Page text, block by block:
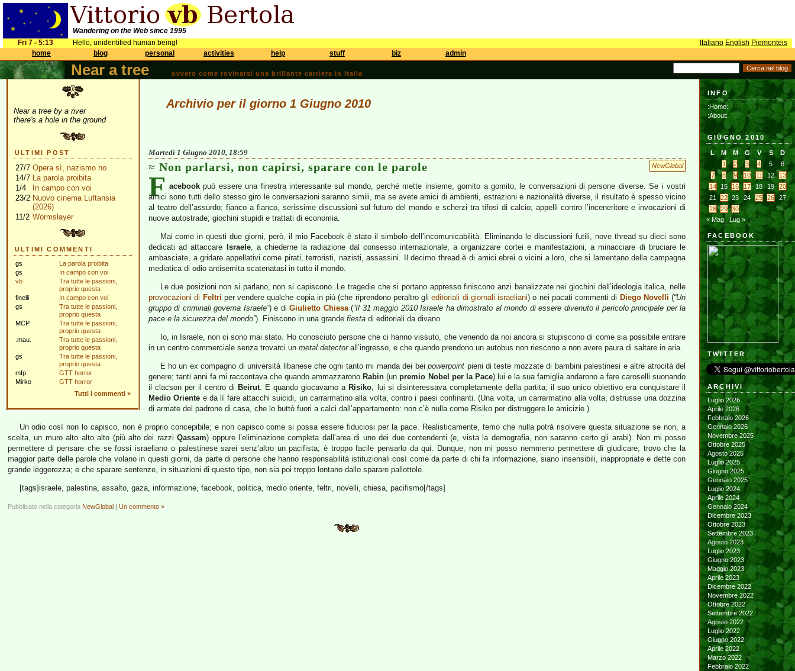
Wandering on the Web since 1995
Fri 7 - 5:13
Hello, unidentified human being! Italiano English Piemonteis
home
blog personal activities help stuff biz admin
Near a tree ovvero come rovinarsi una brillante carriera in Italia
Near a tree by a river
there's a hole in the ground
ULTIMI POST
27/7 Opera sì, nazismo no
14/7 La parola proibita
1/4
In campo con voi
23/2 Nuovo cinema Luftansia
(2026)
11/2 Wormslayer
ULTIMI COMMENTI
gs
La parola proibita
gs
In campo con voi
vb
Tra tutte le passioni,
proprio questa
finelli
In campo con voi
gs
Tra tutte le passioni,
proprio questa
MCP
Tra tutte le passioni,
proprio questa
.mau.
Tra tutte le passioni,
proprio questa
gs
Tra tutte le passioni,
proprio questa
mfp
GTT horror
Mirko
GTT horror
Tutti i commenti »
Archivio per il giorno 1 Giugno 2010
Martedì 1 Giugno 2010, 18:59
NewGlobal
Non parlarsi, non capirsi, sparare con le parole
F acebook può essere una finestra interessante sul mondo, perché mette insieme, gomito a gomito, le conversazioni di persone diverse. Se i vostri
amici sono tutti dello stesso giro le conversazioni saranno simili, ma se avete amici di ambienti, estrazioni e nazionalità diverse, il risultato è spesso vicino
al teatro dell’assurdo; fianco a fianco, serissime discussioni sul futuro del mondo e scherzi tra tifosi di calcio; appelli contro l’inceneritore e invocazioni di
nuove autostrade; giochini stupidi e trattati di economia.
Mai come in questi due giorni, però, il mio Facebook è stato il simbolo dell’incomunicabilità. Eliminando le discussioni futili, nove thread su dieci sono
dedicati ad attaccare
Israele, a chiederne la radiazione dal consesso internazionale, a organizzare cortei e manifestazioni, a minacciare di bruciare le
ambasciate, a gridare appellativi come pirati, terroristi, nazisti, assassini. Il decimo thread è di amici ebrei o vicini a loro, che si lamentano della campagna
mediatica di odio antisemita scatenatasi in tutto il mondo.
Le due posizioni non si parlano, non si capiscono. Le tragedie che si portano appresso finiscono anzi banalizzate nei giochini dell’ideologia italica, nelle
provocazioni di Feltri per vendere qualche copia in più (che riprendono peraltro glieditoriali di giornali israeliani) o nei pacati commenti di Diego Novelli (“Un
gruppo di criminali governa Israele”) e diGiulietto Chiesa(“Il 31 maggio 2010 Israele ha dimostrato al mondo di essere divenuto il pericolo principale per la
pace e la sicurezza del mondo”). Finiscono in una grande fiesta di editoriali da divano.
Io, in Israele, non ci sono mai stato. Ho conosciuto persone che ci hanno vissuto, che venendo da noi ancora si stupiscono di come sia possibile entrare
in un centro commerciale senza trovarci un metal detectorall’ingresso, e che quando prendono un autobus non riescono a non avere paura di saltare in aria.
E ho un ex compagno di università libanese che ogni tanto mi manda dei beipowerpoint pieni di teste mozzate di bambini palestinesi e altre atrocità del
genere; tanti anni fa mi raccontava che quando ammazzarono Rabin (unpremio Nobel per la Pace) lui e la sua famiglia andarono a fare caroselli suonando
il clacson per il centro di Beirut. E quando giocavamo a Risiko, lui si disinteressava completamente della partita; il suo unico obiettivo era conquistare il
Medio Oriente e da lì fare attacchi suicidi, un carrarmatino alla volta, contro i paesi confinanti. (Una volta, un carrarmatino alla volta, distrusse una dozzina
di armate del padrone di casa, che lo buttò fuori a calci dall’appartamento: non c’è nulla come Risiko per distruggere le amicizie.)
Un odio così non lo capisco, non è proprio concepibile; e non capisco come si possa essere fiduciosi per la pace. Realisticamente, temo che nulla potrà risolvere questa situazione se non, a
scelta, un muro alto alto alto (più alto dei razziQassam) oppure l’eliminazione completa dall’area di uno dei due contendenti (e, vista la demografia, non saranno certo gli arabi). Non mi posso
permettere di pensare che se fossi israeliano o palestinese sarei senz’altro un pacifista; è troppo facile pensarlo da qui. Dunque, non mi posso nemmeno permettere di giudicare; trovo che la
maggior parte delle parole che volano in questi giorni, da parte di persone che hanno responsabilità istituzionali così come da parte di chi fa informazione, siano insensibili, inappropriate e dette con
grande leggerezza; e che sparare sentenze, in situazioni di questo tipo, non sia poi troppo lontano dallo sparare pallottole.
[tags]israele, palestina, assalto, gaza, informazione, facebook, politica, medio oriente, feltri, novelli, chiesa, pacifismo[/tags]
Pubblicato nella categoria NewGlobal | Un commento »
INFO
:Home:
:About:
GIUGNO 2010
L M M G V S
D
1
2 3 4 5
6
7
8 9 10 11 12
13
14
15 16 17 18 19
20
21
22 23 24 25 26
27
28
29
30
« Mag
Lug »
FACEBOOK
TWITTER
ARCHIVI
Luglio 2026
Aprile 2026
Febbraio 2026
Gennaio 2026
Novembre 2025
Ottobre 2025
Agosto 2025
Luglio 2025
Giugno 2025
Gennaio 2025
Luglio 2024
Aprile 2024
Gennaio 2024
Dicembre 2023
Ottobre 2023
Settembre 2023
Agosto 2023
Luglio 2023
Giugno 2023
Maggio 2023
Aprile 2023
Dicembre 2022
Novembre 2022
Ottobre 2022
Settembre 2022
Agosto 2022
Luglio 2022
Giugno 2022
Aprile 2022
Marzo 2022
Febbraio 2022